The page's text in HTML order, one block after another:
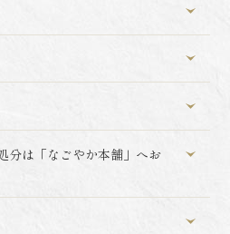
分は「なごやか本舗」へお